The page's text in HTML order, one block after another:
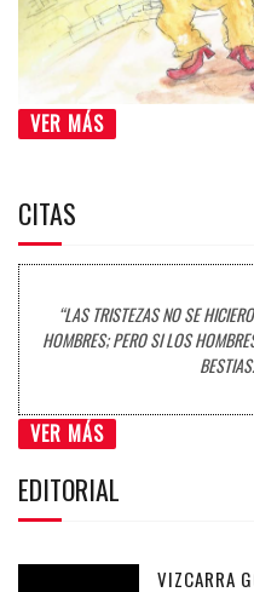
VER MÁS
CITAS
“LAS TRISTEZAS NO SE
HOMBRES; PERO SI LOS
VER MÁS
EDITORIAL
VIZCARRA